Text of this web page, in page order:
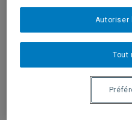
Analyse du cycle de vie
de Bortoli, Anne
de_bortoli.anne@uqam.ca
Analyse du cycle de vie
Tout
Autoriser